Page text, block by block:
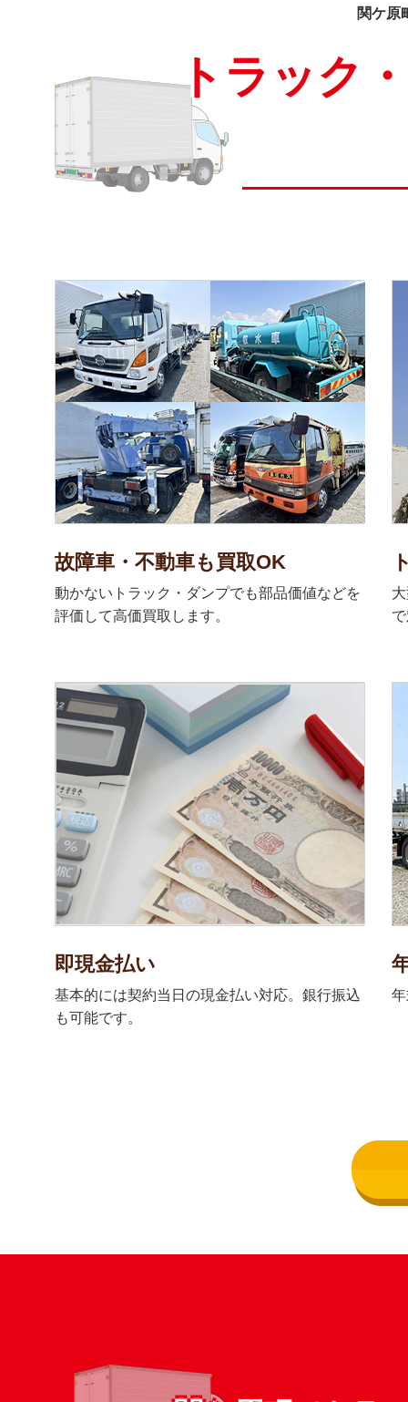
関ケ原
トラック
故障車・不動車も買取OK
動かないトラック・ダンプでも部品価値などを
評価して高価買取します。
即現金払い
基本的には契約当日の現金払い対応。銀行振込
も可能です。